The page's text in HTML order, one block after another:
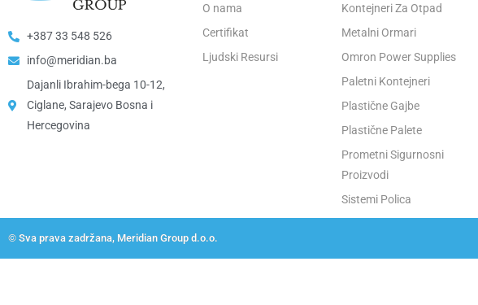
+387 33 548 526
info@meridian.ba
Dajanli Ibrahim-bega 10-12,
Ciglane, Sarajevo Bosna i
Hercegovina​
O nama
Certifikat
Ljudski Resursi
Kontejneri Za Otpad
Metalni Ormari
Omron Power Supplies
Paletni Kontejneri
Plastične Gajbe
Plastične Palete
Prometni Sigurnosni
Proizvodi
Sistemi Polica
© Sva prava zadržana, Meridian Group d.o.o.